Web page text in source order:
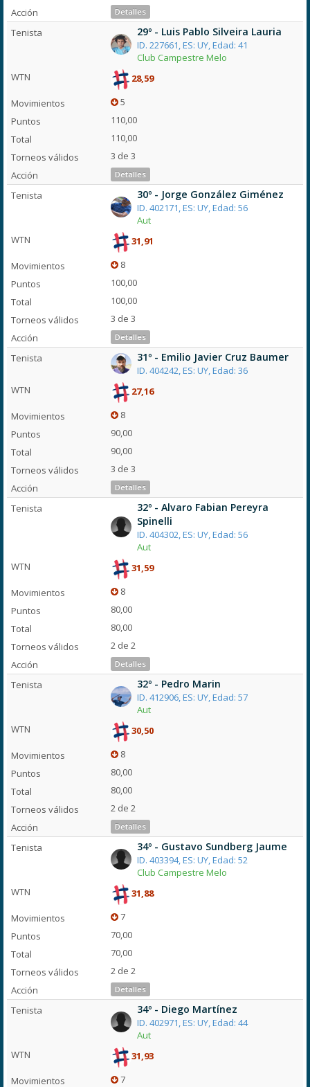
Detalles
29º - Luis Pablo Silveira Lauria
ID. 227661, ES: UY, Edad: 41
Club Campestre Melo
28,59
5
110,00
110,00
3 de 3
Detalles
30º - Jorge González Giménez
ID. 402171, ES: UY, Edad: 56
Aut
31,91
8
100,00
100,00
3 de 3
Detalles
31º - Emilio Javier Cruz Baumer
ID. 404242, ES: UY, Edad: 36
27,16
8
90,00
90,00
3 de 3
Detalles
32º - Alvaro Fabian Pereyra
Spinelli
ID. 404302, ES: UY, Edad: 56
Aut
31,59
8
80,00
80,00
2 de 2
Detalles
32º - Pedro Marin
ID. 412906, ES: UY, Edad: 57
Aut
30,50
8
80,00
80,00
2 de 2
Detalles
34º - Gustavo Sundberg Jaume
ID. 403394, ES: UY, Edad: 52
Club Campestre Melo
31,88
7
70,00
70,00
2 de 2
Detalles
34º - Diego Martínez
ID. 402971, ES: UY, Edad: 44
Aut
31,93
7